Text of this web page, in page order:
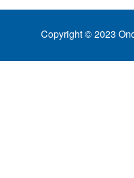
Copyright © 2023